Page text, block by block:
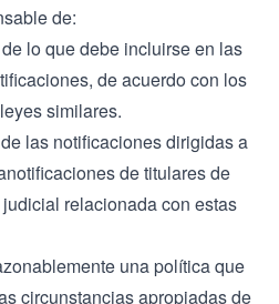
de:
lo que debe incluirse en las
de acuerdo con los
similares.
las notificaciones dirigidas a
de titulares de
relacionada con estas
una política que
circunstancias apropiadas de